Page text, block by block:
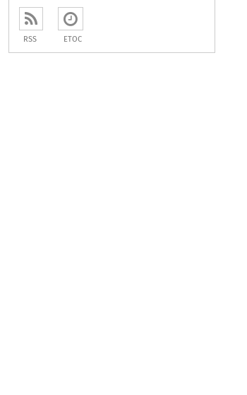
RSS ETOC